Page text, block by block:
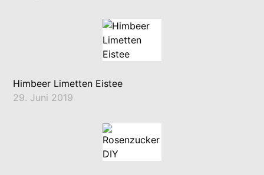
Himbeer Limetten Eistee
29. Juni 2019